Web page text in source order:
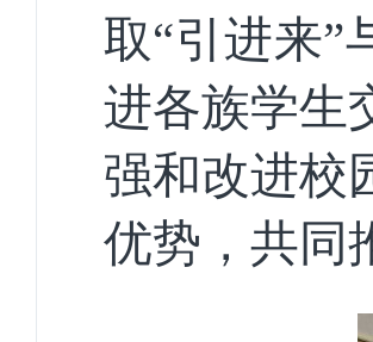
取“引进来”
进各族学生
强和改进校
优势，共同